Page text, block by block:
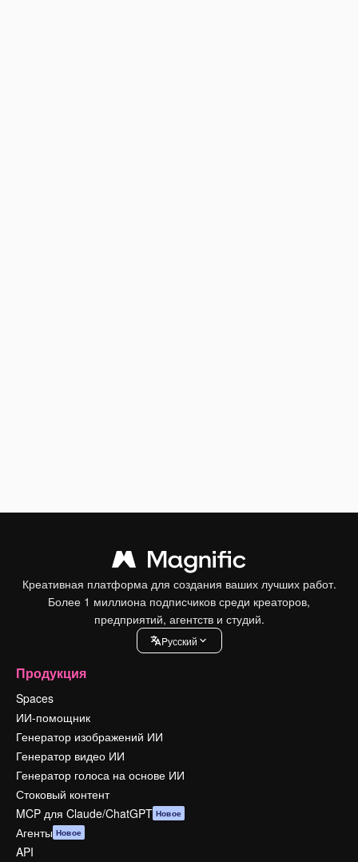
Креативная платформа для создания ваших лучших работ.
Более 1 миллиона подписчиков среди креаторов,
предприятий, агентств и студий.
Pусский
Продукция
Spaces
ИИ-помощник
Генератор изображений ИИ
Генератор видео ИИ
Генератор голоса на основе ИИ
Стоковый контент
MCP для Claude/ChatGPT Новое
Агенты Новое
API